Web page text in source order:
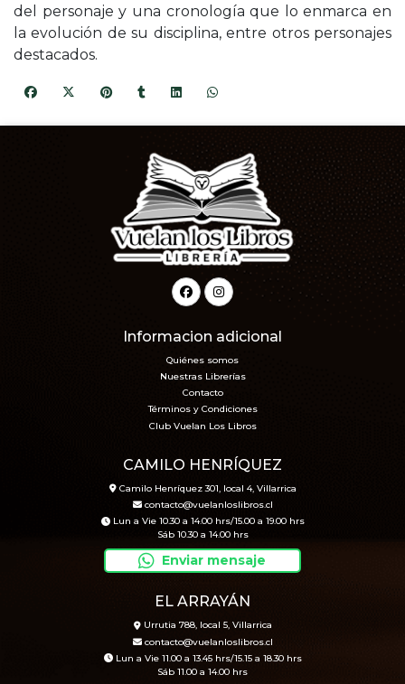
del personaje y una cronología que lo enmarca en
la evolución de su disciplina, entre otros personajes
destacados.
Informacion adicional
Quiénes somos
Nuestras Librerías
Contacto
Términos y Condiciones
Club Vuelan Los Libros
CAMILO HENRÍQUEZ
Camilo Henríquez 301, local 4, Villarrica
contacto@vuelanloslibros.cl
Lun a Vie 10.30 a 14.00 hrs/15.00 a 19.00 hrs
Sáb 10.30 a 14.00 hrs
Enviar mensaje
EL ARRAYÁN
Urrutia 788, local 5, Villarrica
contacto@vuelanloslibros.cl
Lun a Vie 11.00 a 13.45 hrs/15.15 a 18.30 hrs
Sáb 11.00 a 14.00 hrs